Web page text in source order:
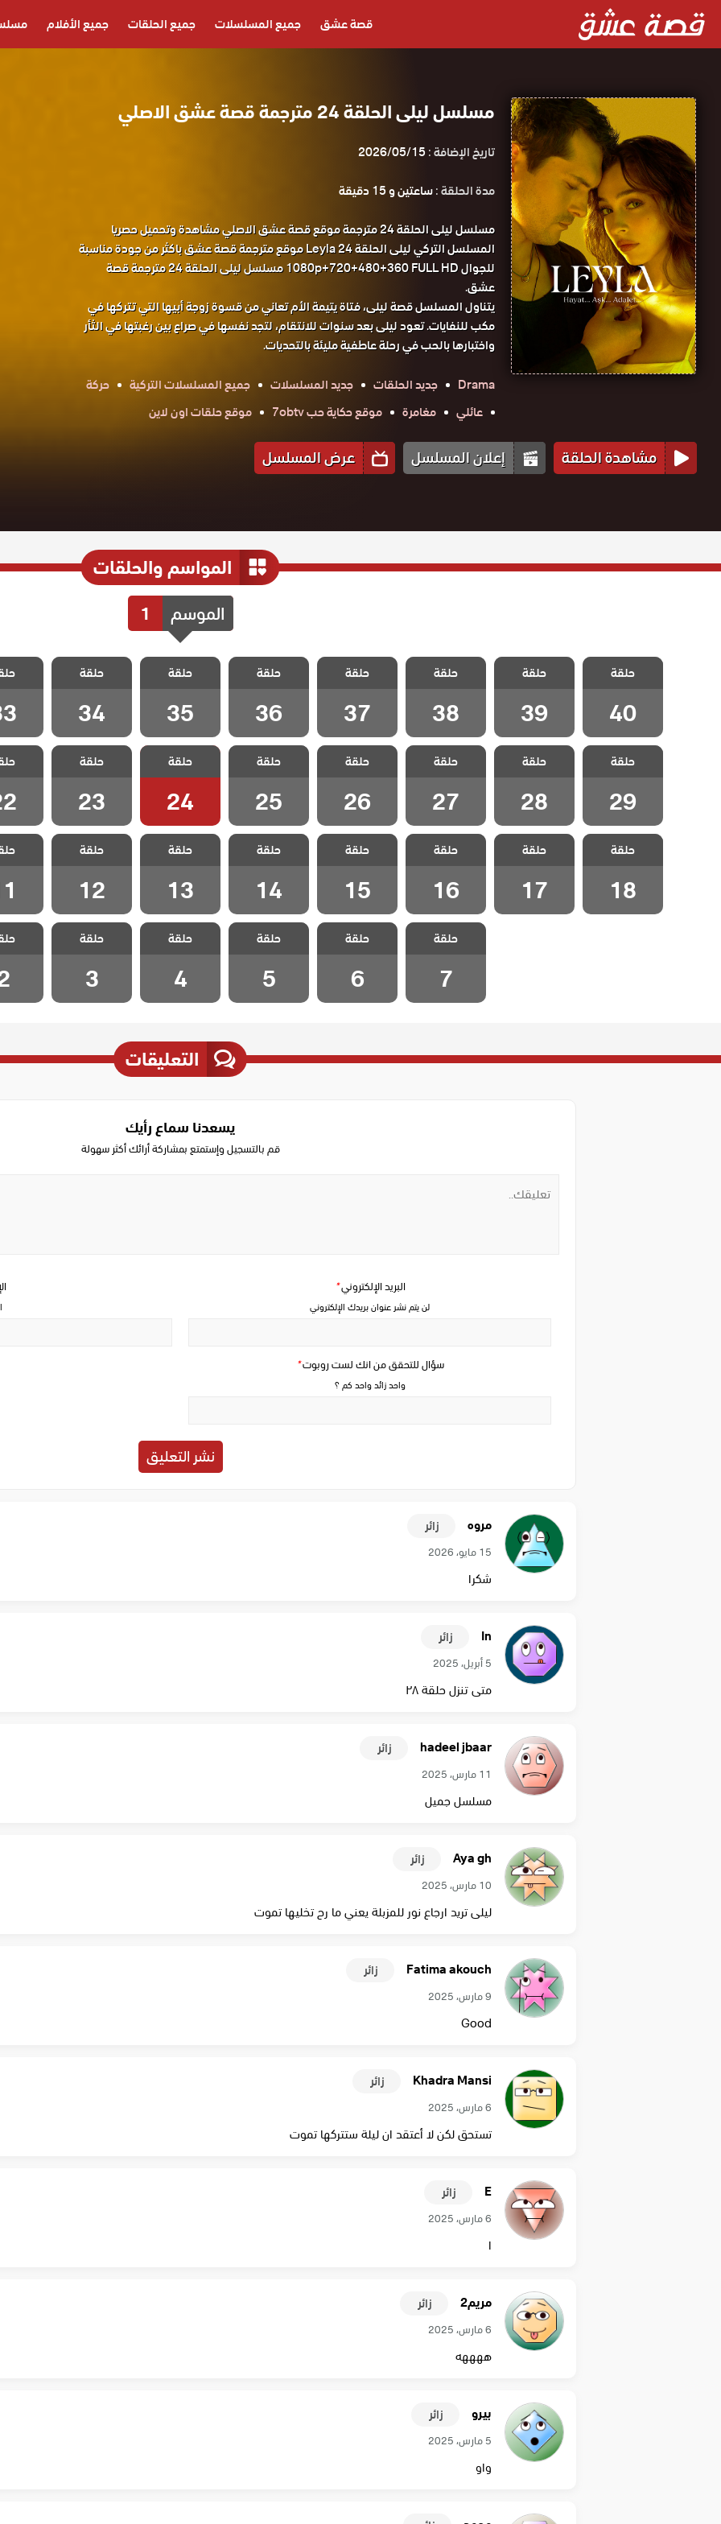
قصة عشق جميع المسلسلات جميع الحلقات جميع الأفلام
مسلسل ليلى الحلقة 24 مترجمة قصة عشق الاصلي
تاريخ الإضافة :2026/05/15
مدة الحلقة :ساعتين و 15 دقيقة
مسلسل ليلى الحلقة 24 مترجمة موقع قصة عشق الاصلي مشاهدة وتحميل حصريا
المسلسل التركي ليلى الحلقة 24 Leyla موقع مترجمة قصة عشق باكثر من جودة مناسبة
للجوال 1080p+720+480+360 FULL HD مسلسل ليلى الحلقة 24 مترجمة قصة
عشق.
يتناول المسلسل قصة ليلى، فتاة يتيمة الأم تعاني من قسوة زوجة أبيها التي تتركها في
مكب للنفايات. تعود ليلى بعد سنوات للانتقام، لتجد نفسها في صراع بين رغبتها في الثأر
واختبارها بالحب في رحلة عاطفية مليئة بالتحديات.
Drama
جديد الحلقات جديد المسلسلات جميع المسلسلات التركية
حركة
عائلي
مغامرة موقع حكاية حب 7obtv موقع حلقات اون لاين
مشاهدة الحلقة إعلان المسلسل عرض المسلسل
المواسم والحلقات
الموسم 1
مسلسل ليلى
الحلقة 40
والاخيرة
حلقة
40
مسلسل ليلى
الحلقة 39
حلقة
39
مسلسل ليلى
الحلقة 38
حلقة
38
مسلسل ليلى
الحلقة 37
حلقة
37
مسلسل ليلى
الحلقة 36
حلقة
36
مسلسل ليلى
الحلقة 35
حلقة
35
مسلسل ليلى
الحلقة 34
حلقة
34
مسلسل ليلى
الحلقة 29
حلقة
29
مسلسل ليلى
الحلقة 28
حلقة
28
مسلسل ليلى
الحلقة 27
حلقة
27
مسلسل ليلى
الحلقة 26
حلقة
26
مسلسل ليلى
الحلقة 25
حلقة
25
مسلسل ليلى
الحلقة 24
حلقة
24
مسلسل ليلى
الحلقة 23
حلقة
23
مسلسل ليلى
الحلقة 18
حلقة
18
مسلسل ليلى
الحلقة 17
حلقة
17
مسلسل ليلى
الحلقة 16
حلقة
16
مسلسل ليلى
الحلقة 15
حلقة
15
مسلسل ليلى
الحلقة 14
حلقة
14
مسلسل ليلى
الحلقة 13
حلقة
13
مسلسل ليلى
الحلقة 12
حلقة
12
مسلسل ليلى
الحلقة 7
حلقة
7
مسلسل ليلى
الحلقة 6
حلقة
6
مسلسل ليلى
الحلقة 5
حلقة
5
مسلسل ليلى
الحلقة 4
حلقة
4
مسلسل ليلى
الحلقة 3
حلقة
3
التعليقات
يسعدنا سماع رأيك
قم بالتسجيل وإستمتع بمشاركة أرائك أكثر سهولة
سؤال للتحقق من انك لست روبوت*
واحد زائد واحد كم ؟
البريد الإلكتروني*
لن يتم نشر عنوان بريدك الإلكتروني
مروه زائر
15 مايو، 2026
شكرا
In زائر
5 أبريل، 2025
متى تنزل حلقة ٢٨
hadeel jbaar زائر
11 مارس، 2025
مسلسل جميل
Aya gh زائر
10 مارس، 2025
ليلى تريد ارجاع نور للمزبلة يعني ما رح تخليها تموت
Fatima akouch زائر
9 مارس، 2025
Good
Khadra Mansi زائر
6 مارس، 2025
تستحق لكن لا أعتقد ان ليلة ستتركها تموت
E زائر
6 مارس، 2025
ا
مريم2 زائر
6 مارس، 2025
ههههه
بيرو زائر
5 مارس، 2025
واو